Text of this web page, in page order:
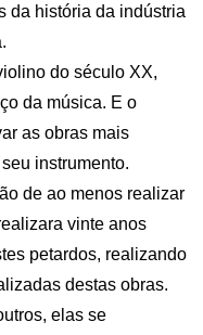
da história da indústria
do século XX,
da música. E o
as obras mais
instrumento.
de ao menos realizar
vinte anos
petardos, realizando
destas obras.
elas se